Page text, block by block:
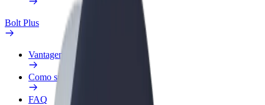
Bolt Plus
Vantagens
Como subscrever
FAQ